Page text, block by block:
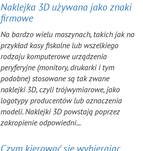
Naklejka 3D używana jako znaki
firmowe
Na bardzo wielu maszynach, takich jak na
przykład kasy fiskalne lub wszelkiego
rodzaju komputerowe urządzenia
peryferyjne (monitory, drukarki i tym
podobne) stosowane są tak zwane
naklejki 3D, czyli trójwymiarowe, jako
logotypy producentów lub oznaczenia
modeli. Naklejki 3D powstają poprzez
zakropienie odpowiedni...